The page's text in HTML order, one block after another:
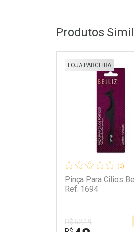
Produtos
(0)
Pinça Para Cilios
Ref. 1694
LOJA PARCEIRA
R$ 52,19